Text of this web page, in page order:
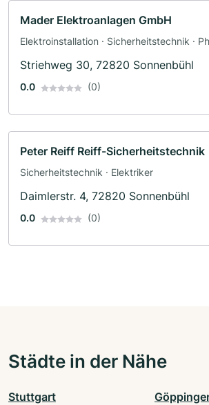
Mader Elektroanlagen GmbH
Elektroinstallation · Sicherheitstechnik ·
Striehweg 30, 72820 Sonnenbühl
0.0 (0)
Peter Reiff Reiff-Sicherheitstechnik
Sicherheitstechnik · Elektriker
Daimlerstr. 4, 72820 Sonnenbühl
0.0 (0)
Städte in der Nähe
Stuttgart